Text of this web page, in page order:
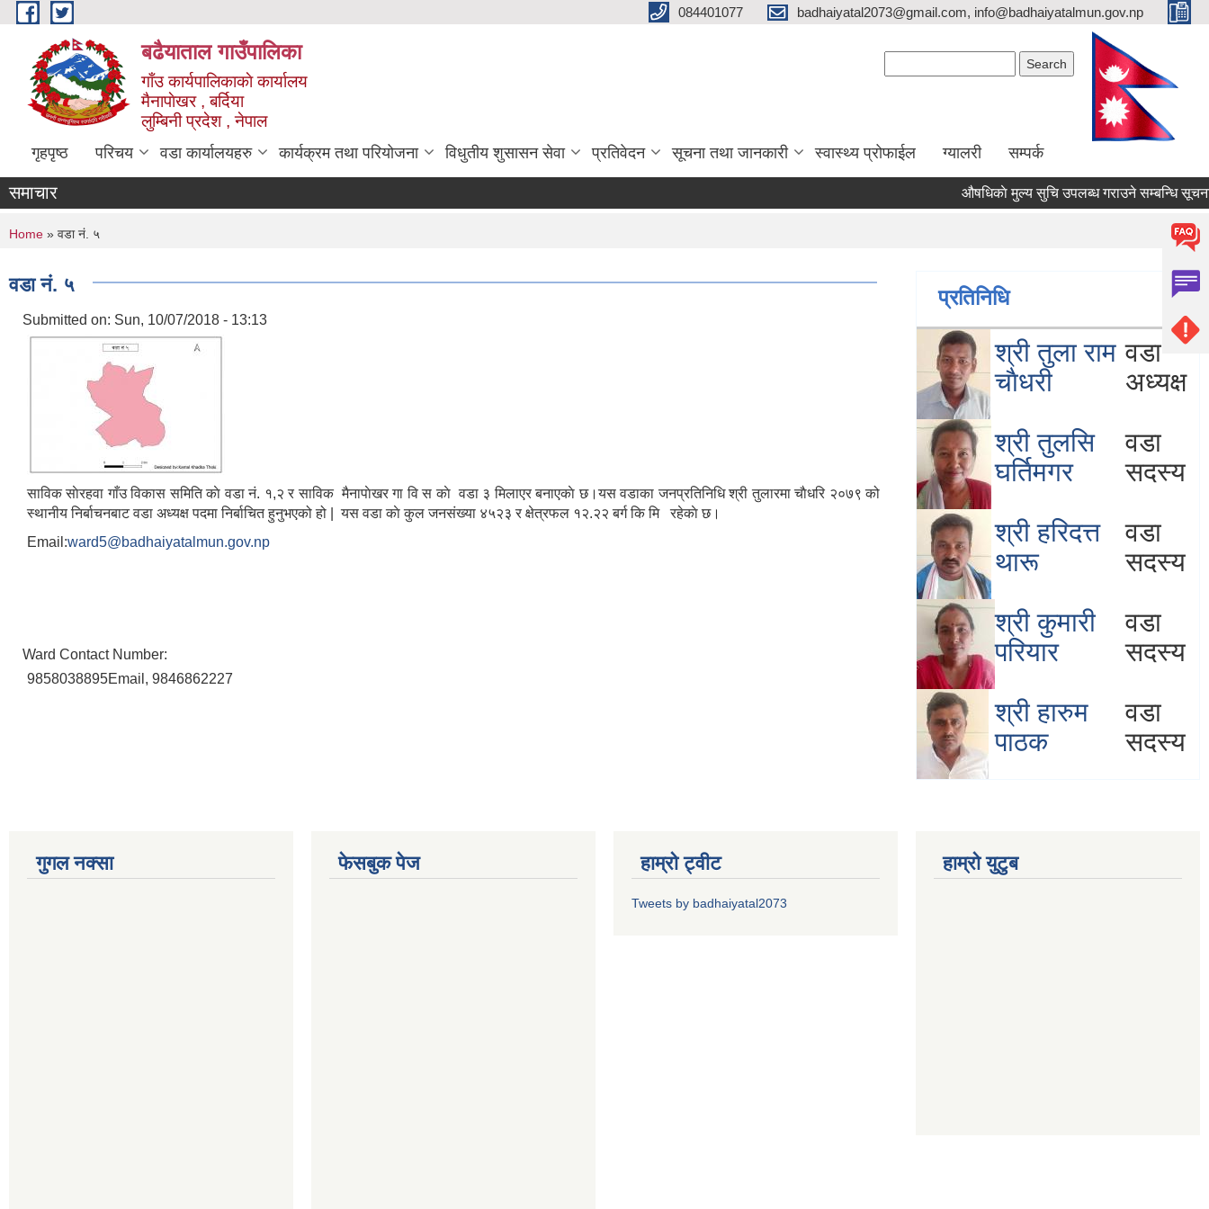
Skip to main content 084401077 badhaiyatal2073@gmail.com, info@badhaiyatalmun.gov.np
बढैयाताल गाउँपालिका
गाँउ कार्यपालिकाकाे कार्यालय
मैनापाेखर , बर्दिया
लुम्बिनी प्रदेश , नेपाल
गृहपृष्ठ परिचय वडा कार्यालयहरु कार्यक्रम तथा परियोजना विधुतीय शुसासन सेवा प्रतिवेदन सूचना तथा जानकारी स्वास्थ्य प्रोफाईल ग्यालरी सम्पर्क
समाचार औषधिकाे मुल्य सुचि उपलब्ध गराउने सम्बन्धि सूचना
You are here
Home » वडा नं. ५
वडा नं. ५
Submitted on: Sun, 10/07/2018 - 13:13
साविक साेरहवा गाँउ विकास समिति काे वडा नं. १,२ र साविक मैनापाेखर गा वि स काे वडा ३ मिलाएर बनाएकाे छ।यस वडाका जनप्रतिनिधि श्री तुलारमा चाैधरि २०७९ को
स्थानीय निर्बाचनबाट वडा अध्यक्ष पदमा निर्बाचित हुनुभएको हो | यस वडा काे कुल जनसंख्या ४५२३ र क्षेत्रफल १२.२२ बर्ग कि मि रहेकाे छ।
Email:ward5@badhaiyatalmun.gov.np
Ward Contact Number:
9858038895Email, 9846862227
प्रतिनिधि
श्री तुला राम
चाैधरी
वडा
अध्यक्ष
श्री तुलसि
घर्तिमगर
वडा
सदस्य
श्री हरिदत्त
थारू
वडा
सदस्य
श्री कुमारी
परियार
वडा
सदस्य
श्री हारुम
पाठक
वडा
सदस्य
गुगल नक्सा फेसबुक पेज हाम्रो ट्वीट
Tweets by badhaiyatal2073
हाम्रो युटुब